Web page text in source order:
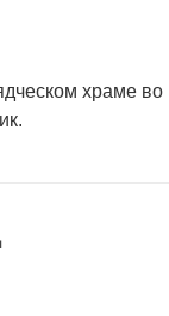
храме